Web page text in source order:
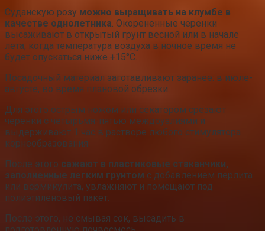
Суданскую розу можно выращивать на клумбе в
качестве однолетника. Окорененные черенки
высаживают в открытый грунт весной или в начале
лета, когда температура воздуха в ночное время не
будет опускаться ниже +15°C.
Посадочный материал заготавливают заранее: в июле-
августе, во время плановой обрезки.
Для этого острым ножом или секатором срезают
черенки с четырьмя-пятью междоузлиями и
выдерживают 1 час в растворе любого стимулятора
корнеобразования.
После этого сажают в пластиковые стаканчики,
заполненные легким грунтом с добавлением перлита
или вермикулита, увлажняют и помещают под
полиэтиленовый пакет.
После этого, не смывая сок, высадить в